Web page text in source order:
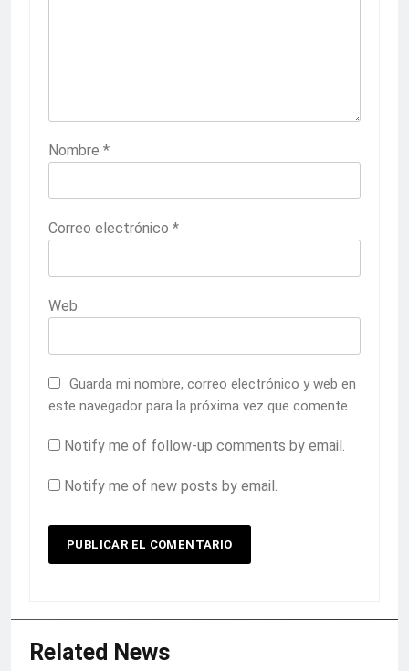
Nombre *
Correo electrónico *
Web
Guarda mi nombre, correo electrónico y web en
este navegador para la próxima vez que comente.
Notify me of follow-up comments by email.
Notify me of new posts by email.
Related News